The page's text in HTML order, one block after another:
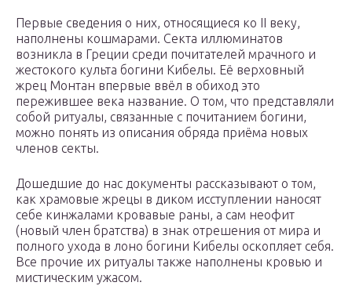
Первые сведения о них, относящиеся ко II веку,
наполнены кошмарами. Секта иллюминатов
возникла в Греции среди почитателей мрачного и
жестокого культа богини Кибелы. Её верховный
жрец Монтан впервые ввёл в обиход это
пережившее века название. О том, что представляли
собой ритуалы, связанные с почитанием богини,
можно понять из описания обряда приёма новых
членов секты.
Дошедшие до нас документы рассказывают о том,
как храмовые жрецы в диком исступлении наносят
себе кинжалами кровавые раны, а сам неофит
(новый член братства) в знак отрешения от мира и
полного ухода в лоно богини Кибелы оскопляет себя.
Все прочие их ритуалы также наполнены кровью и
мистическим ужасом.